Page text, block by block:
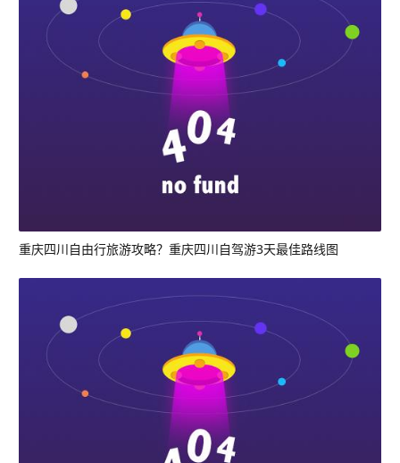
重庆四川自由行旅游攻略？重庆四川自驾游3天最佳路线图